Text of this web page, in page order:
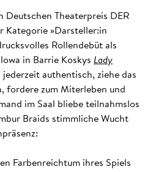
Deutschen Theaterpreis DER
Kategorie »Darsteller:in
Rollendebüt als
in Barrie Koskys Lady
jederzeit authentisch, ziehe das
fordere zum Miterleben und
im Saal bliebe teilnahmslos
Braids stimmliche Wucht
Farbenreichtum ihres Spiels